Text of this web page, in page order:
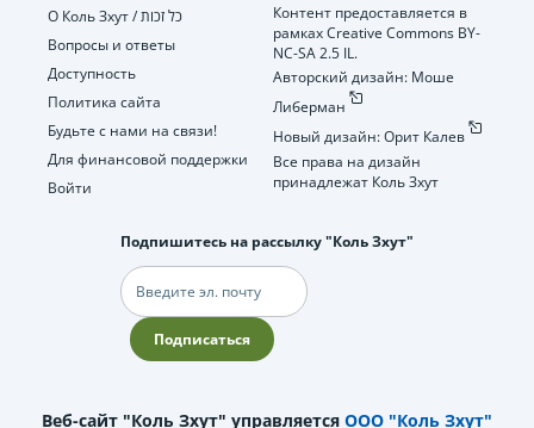
О Коль Зхут / כל זכות
Вопросы и ответы
Доступность
Политика сайта
Будьте с нами на связи!
Для финансовой поддержки
Войти
Контент предоставляется в
рамках Creative Commons BY-
NC-SA 2.5 IL.
Авторский дизайн: Моше
Либерман
Новый дизайн: Орит Калев
Все права на дизайн
принадлежат Коль Зхут
Подпишитесь на рассылку "Коль Зхут"
Электронная
почта
Подписаться
Веб-сайт "Коль Зхут" управляется ООО "Коль Зхут"